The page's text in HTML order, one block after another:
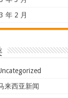
年 2 月
来西亚新闻